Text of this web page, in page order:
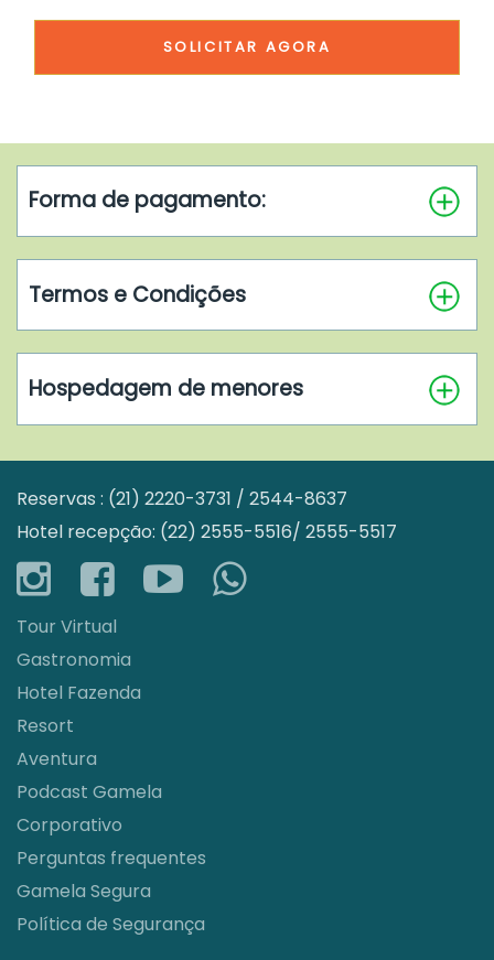
SOLICITAR AGORA
Forma de pagamento:
Termos e Condições
Hospedagem de menores
Reservas : (21) 2220-3731 / 2544-8637
Hotel recepção: (22) 2555-5516/ 2555-5517
Tour Virtual
Gastronomia
Hotel Fazenda
Resort
Aventura
Podcast Gamela
Corporativo
Perguntas frequentes
Gamela Segura
Política de Segurança